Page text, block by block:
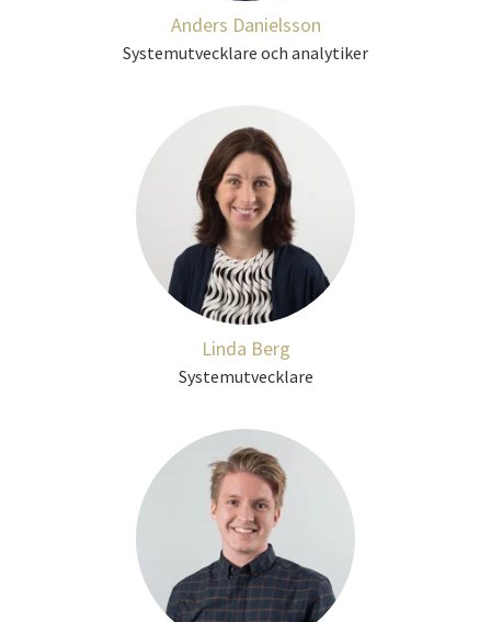
Anders Danielsson
Systemutvecklare och analytiker
Linda Berg
Systemutvecklare